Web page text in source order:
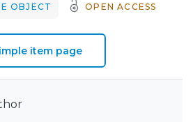
OBJECT OPEN ACCESS
item page